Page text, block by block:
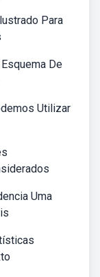
Para
De
Utilizar
Uma